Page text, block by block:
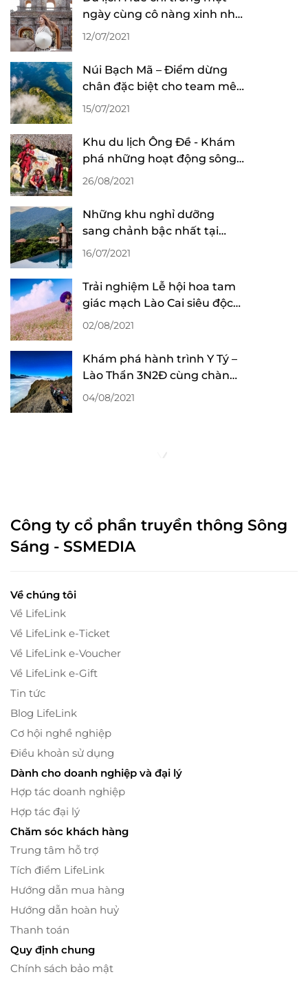
ngày cùng cô nàng xinh như
gái Thái
12/07/2021
Núi Bạch Mã – Điểm dừng
chân đặc biệt cho team mê
núi rừng
15/07/2021
Khu du lịch Ông Đề - Khám
phá những hoạt động sông
nước cực vui
26/08/2021
Những khu nghỉ dưỡng
sang chảnh bậc nhất tại
Huế cho “team sang”
16/07/2021
Trải nghiệm Lễ hội hoa tam
giác mạch Lào Cai siêu độc
đáo cùng hội cạ cứng
02/08/2021
Khám phá hành trình Y Tý –
Lào Thẩn 3N2Đ cùng chàng
trai 9X
04/08/2021
Công ty cổ phần truyền thông Sông
Sáng - SSMEDIA
Về chúng tôi
Về LifeLink
Về LifeLink e-Ticket
Về LifeLink e-Voucher
Về LifeLink e-Gift
Tin tức
Blog LifeLink
Cơ hội nghề nghiệp
Điều khoản sử dụng
Dành cho doanh nghiệp và đại lý
Hợp tác doanh nghiệp
Hợp tác đại lý
Chăm sóc khách hàng
Trung tâm hỗ trợ
Tích điểm LifeLink
Hướng dẫn mua hàng
Hướng dẫn hoàn huỷ
Thanh toán
Quy định chung
Chính sách bảo mật